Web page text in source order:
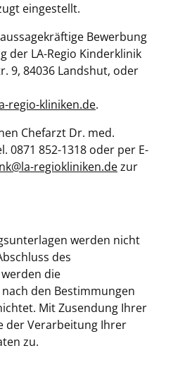
eingestellt.
Bewerbung
der LA-Regio Kinderklinik
9, 84036 Landshut, oder
regio-kliniken.de.
Chefarzt Dr. med.
0871 852-1318 oder per E-
regiokliniken.dezur
werden nicht
des
die
den Bestimmungen
Mit Zusendung Ihrer
der Verarbeitung Ihrer
zu.